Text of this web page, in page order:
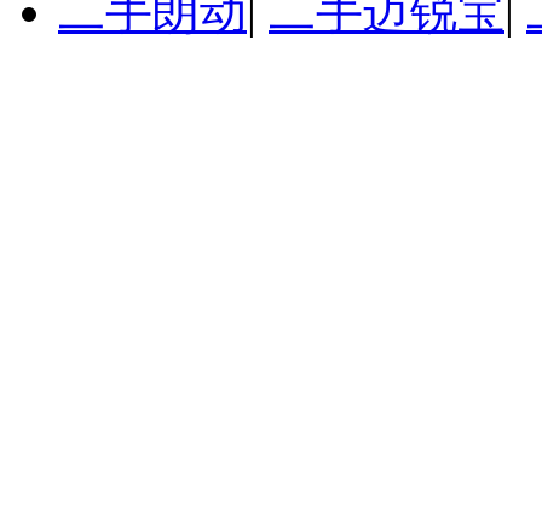
二手朗动| 二手迈锐宝|